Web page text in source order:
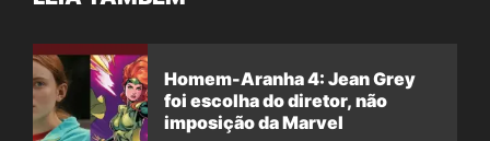
Homem-Aranha 4: Jean Grey
foi escolha do diretor, não
imposição da Marvel